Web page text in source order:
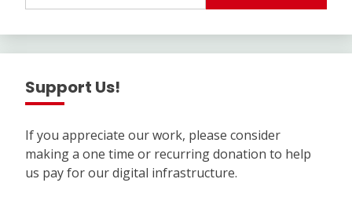
Support Us!
If you appreciate our work, please consider
making a one time or recurring donation to help
us pay for our digital infrastructure.